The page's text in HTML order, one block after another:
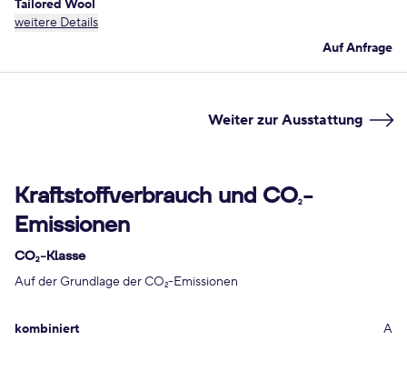
Tailored Wool
weitere Details
Auf Anfrage
Weiter zur Ausstattung
Kraftstoffverbrauch und CO2-
Emissionen
CO2-Klasse
Auf der Grundlage der CO2-Emissionen
kombiniert A